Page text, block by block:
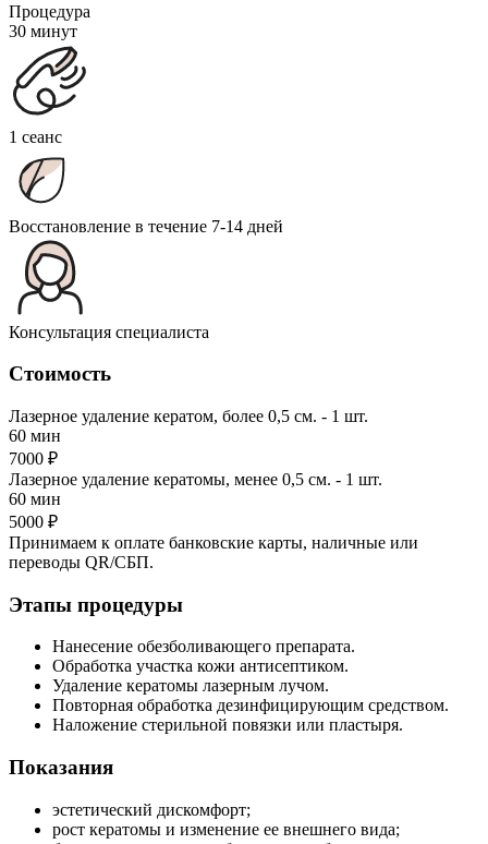
Процедура
30 минут
1 сеанс
Восстановление в течение 7-14 дней
Консультация специалиста
Стоимость
Лазерное удаление кератом, более 0,5 см. - 1 шт.
60 мин
7000 ₽
Лазерное удаление кератомы, менее 0,5 см. - 1 шт.
60 мин
5000 ₽
Принимаем к оплате банковские карты, наличные или
переводы QR/СБП.
Этапы процедуры
Нанесение обезболивающего препарата.
Обработка участка кожи антисептиком.
Удаление кератомы лазерным лучом.
Повторная обработка дезинфицирующим средством.
Наложение стерильной повязки или пластыря.
Показания
эстетический дискомфорт;
рост кератомы и изменение ее внешнего вида;